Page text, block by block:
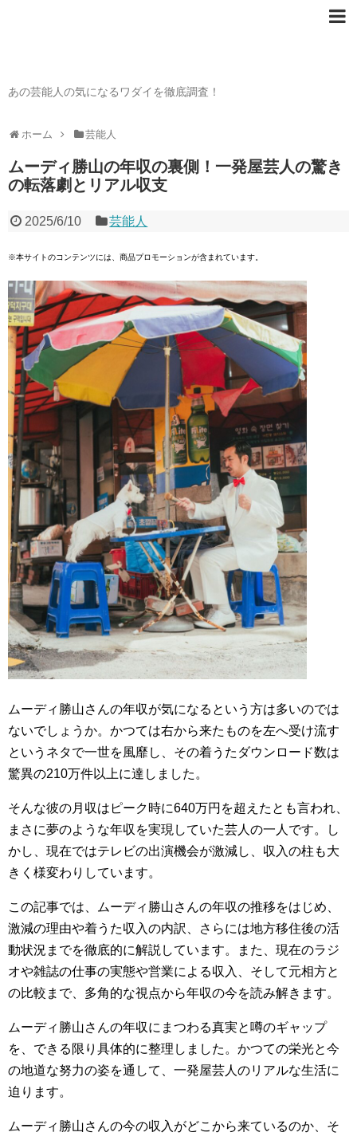
あの芸能人の気になるワダイを徹底調査！
ホーム 芸能人
ムーディ勝山の年収の裏側！一発屋芸人の驚き
の転落劇とリアル収支
2025/6/10 芸能人
※本サイトのコンテンツには、商品プロモーションが含まれています。
ムーディ勝山さんの年収が気になるという方は多いのでは
ないでしょうか。かつては右から来たものを左へ受け流す
というネタで一世を風靡し、その着うたダウンロード数は
驚異の210万件以上に達しました。
そんな彼の月収はピーク時に640万円を超えたとも言われ、
まさに夢のような年収を実現していた芸人の一人です。し
かし、現在ではテレビの出演機会が激減し、収入の柱も大
きく様変わりしています。
この記事では、ムーディ勝山さんの年収の推移をはじめ、
激減の理由や着うた収入の内訳、さらには地方移住後の活
動状況までを徹底的に解説しています。また、現在のラジ
オや雑誌の仕事の実態や営業による収入、そして元相方と
の比較まで、多角的な視点から年収の今を読み解きます。
ムーディ勝山さんの年収にまつわる真実と噂のギャップ
を、できる限り具体的に整理しました。かつての栄光と今
の地道な努力の姿を通して、一発屋芸人のリアルな生活に
迫ります。
ムーディ勝山さんの今の収入がどこから来ているのか、そ